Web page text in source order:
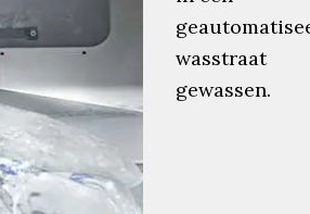
wasstraat
gewassen.